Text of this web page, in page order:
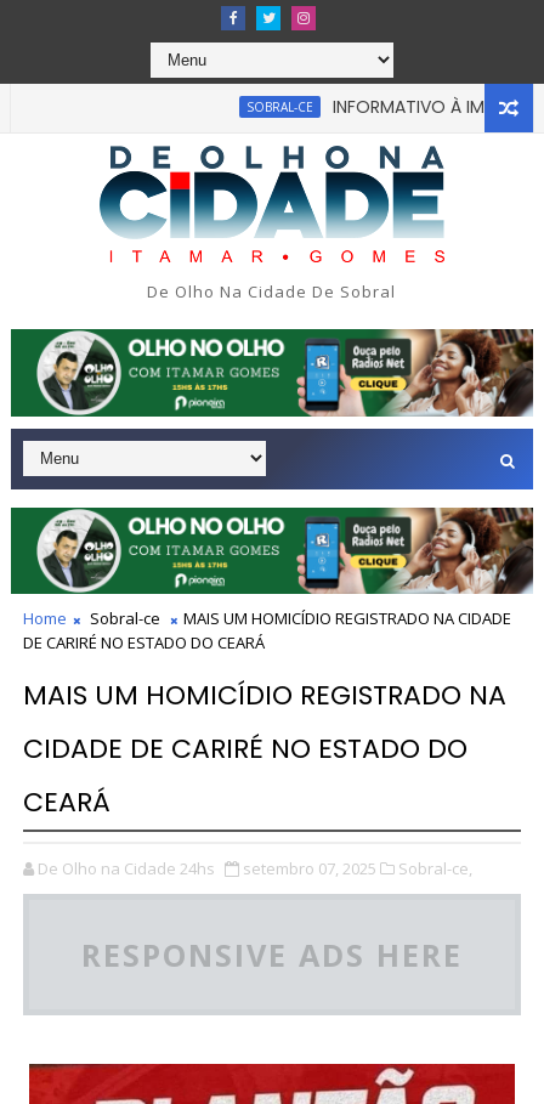
SOBRAL-CE
INFORMATIVO À IMPRENSA
em tragédia na tarde da última segunda-feira 13/07/
De Olho Na Cidade De Sobral
Home Sobral-ce
MAIS UM HOMICÍDIO REGISTRADO NA CIDADE
DE CARIRÉ NO ESTADO DO CEARÁ
MAIS UM HOMICÍDIO REGISTRADO NA
CIDADE DE CARIRÉ NO ESTADO DO
CEARÁ
De Olho na Cidade 24hs setembro 07, 2025 Sobral-ce,
RESPONSIVE ADS HERE